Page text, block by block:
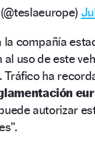
la compañía
al uso de este
ha
autorizar